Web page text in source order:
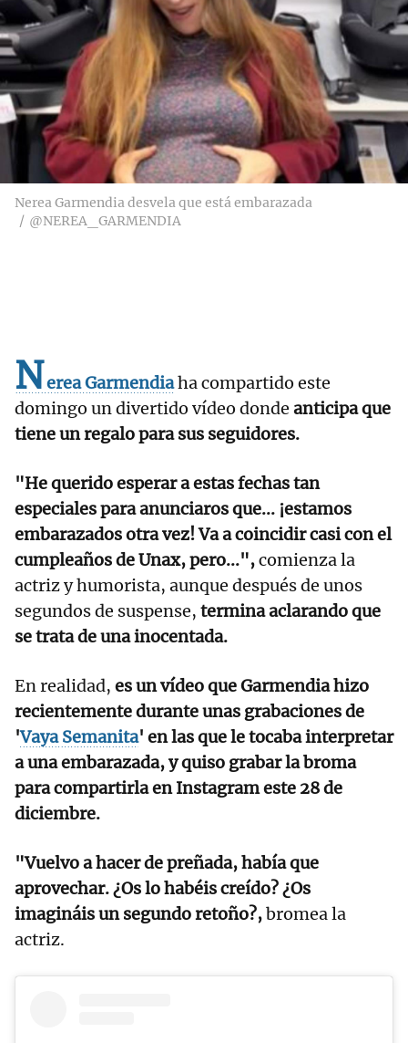
Nerea Garmendia desvela que está embarazada
@NEREA_GARMENDIA
Nerea Garmendiaha compartido este
domingo un divertido vídeo donde anticipa que
tiene un regalo para sus seguidores.
"He querido esperar a estas fechas tan
especiales para anunciaros que... ¡estamos
embarazados otra vez! Va a coincidir casi con el
cumpleaños de Unax, pero...",comienza la
actriz y humorista, aunque después de unos
segundos de suspense, termina aclarando que
se trata de una inocentada.
En realidad, es un vídeo que Garmendia hizo
recientemente durante unas grabaciones de
'Vaya Semanita' en las que le tocaba interpretar
a una embarazada, y quiso grabar la broma
para compartirla en Instagram este 28 de
diciembre.
"Vuelvo a hacer de preñada, había que
aprovechar. ¿Os lo habéis creído? ¿Os
imagináis un segundo retoño?,bromea la
actriz.